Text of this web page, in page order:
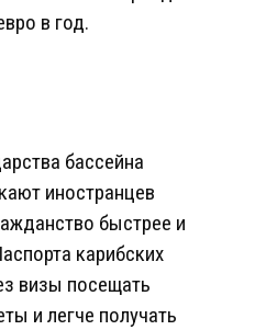
в год.
бассейна
иностранцев
быстрее и
карибских
визы посещать
и легче получать